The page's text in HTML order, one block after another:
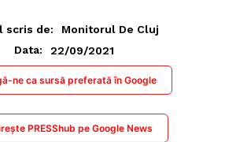
scris de:
Monitorul De Cluj
Data:
22/09/2021
ne ca sursă preferată în Google
PRESShub pe Google News